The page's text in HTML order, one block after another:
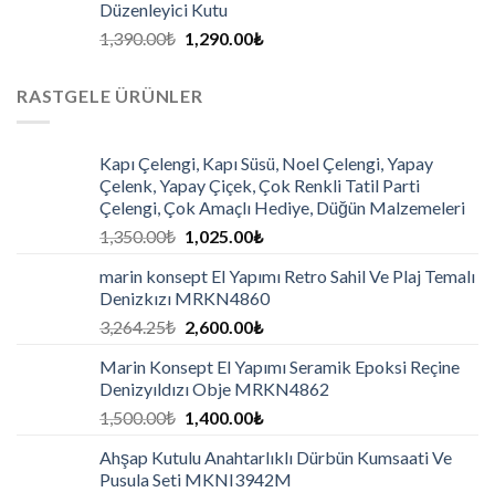
Düzenleyici Kutu
1,390.00₺ 1,290.00₺
RASTGELE ÜRÜNLER
Kapı Çelengi, Kapı Süsü, Noel Çelengi, Yapay
Çelenk, Yapay Çiçek, Çok Renkli Tatil Parti
Çelengi, Çok Amaçlı Hediye, Düğün Malzemeleri
1,350.00₺ 1,025.00₺
marin konsept El Yapımı Retro Sahil Ve Plaj Temalı
Denizkızı MRKN4860
3,264.25₺ 2,600.00₺
Marin Konsept El Yapımı Seramik Epoksi Reçine
Denizyıldızı Obje MRKN4862
1,500.00₺ 1,400.00₺
Ahşap Kutulu Anahtarlıklı Dürbün Kumsaati Ve
Pusula Seti MKNI3942M